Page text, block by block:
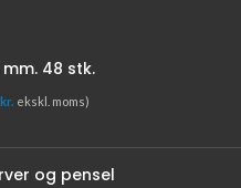
48 stk.
kr. ekskl. moms)
og pensel